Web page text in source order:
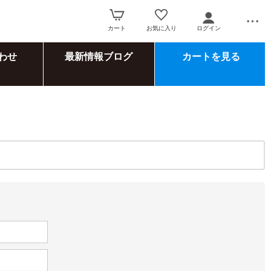
カート お気に入り ログイン
せ 最新情報ブログ カートを見る